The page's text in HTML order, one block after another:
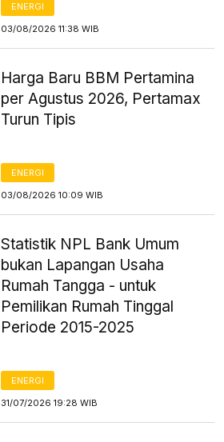
ENERGI
03/08/2026 11:38 WIB
Harga Baru BBM Pertamina
per Agustus 2026, Pertamax
Turun Tipis
ENERGI
03/08/2026 10:09 WIB
Statistik NPL Bank Umum
bukan Lapangan Usaha
Rumah Tangga - untuk
Pemilikan Rumah Tinggal
Periode 2015-2025
ENERGI
31/07/2026 19:28 WIB